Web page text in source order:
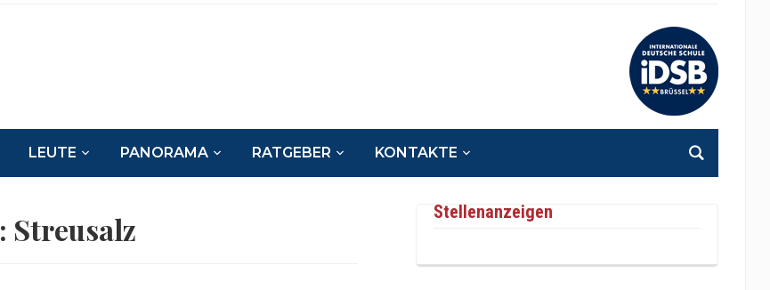
LEUTE PANORAMA RATGEBER KONTAKTE
Streusalz Stellenanzeigen